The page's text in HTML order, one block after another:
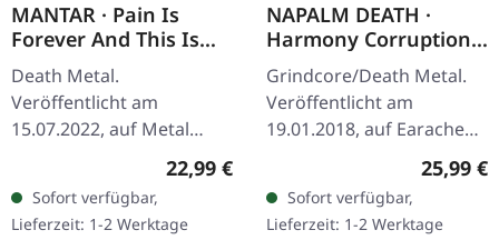
MANTAR · Pain Is
Forever And This Is
The End | LIGHT BLUE
LP
Death Metal.
Veröffentlicht am
15.07.2022, auf Metal
Blade Records. Hellblau
marmoriertes Vinyl im
Gatefold-Cover mit Insert,
Download-Code,…
Regulärer Preis:
22,99 €
Sofort verfügbar,
Lieferzeit: 1-2 Werktage
NAPALM DEATH ·
Harmony Corruption
(FDR Mastering) |
BLACK LP
Grindcore/Death Metal.
Veröffentlicht am
19.01.2018, auf Earache
Records. Schwarzes Vinyl,
Full Dynamic Range
Master. Napalm Death's
"Harmony…
25,99 €
Sofort verfügbar,
Lieferzeit: 1-2 Werktage